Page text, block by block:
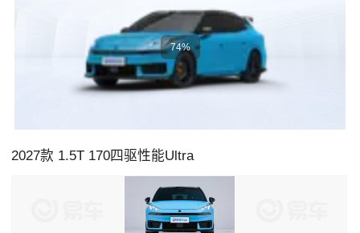
74%
2027款 1.5T 170四驱性能Ultra